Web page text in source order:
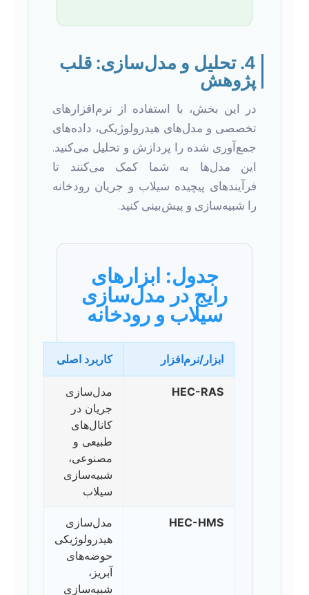
4. تحلیل و مدل‌سازی: قلب
پژوهش
در این بخش، با استفاده از نرم‌افزارهای
تخصصی و مدل‌های هیدرولوژیکی، داده‌های
جمع‌آوری شده را پردازش و تحلیل می‌کنید.
این مدل‌ها به شما کمک می‌کنند تا
فرآیندهای پیچیده سیلاب و جریان رودخانه
را شبیه‌سازی و پیش‌بینی کنید.
جدول: ابزارهای
رایج در مدل‌سازی
سیلاب و رودخانه
ابزار/نرم‌افزار کاربرد اصلی
HEC-RAS
مدل‌سازی
جریان در
کانال‌های
طبیعی و
مصنوعی،
شبیه‌سازی
سیلاب
HEC-HMS
مدل‌سازی
هیدرولوژیکی
حوضه‌های
آبریز،
شبیه‌سازی